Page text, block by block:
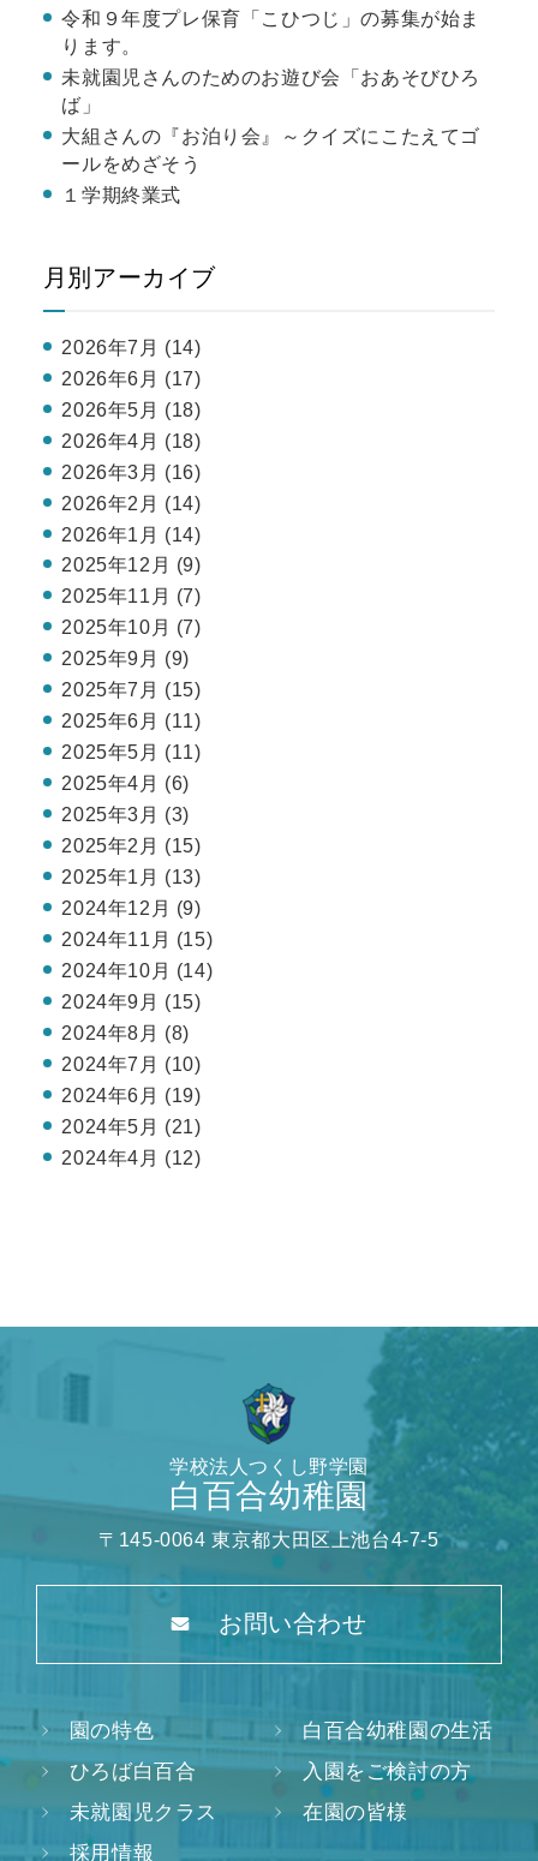
令和９年度プレ保育「こひつじ」の募集が始ま
ります。
未就園児さんのためのお遊び会「おあそびひろ
ば」
大組さんの『お泊り会』～クイズにこたえてゴ
ールをめざそう
１学期終業式
月別アーカイブ
2026年7月 (14)
2026年6月 (17)
2026年5月 (18)
2026年4月 (18)
2026年3月 (16)
2026年2月 (14)
2026年1月 (14)
2025年12月 (9)
2025年11月 (7)
2025年10月 (7)
2025年9月 (9)
2025年7月 (15)
2025年6月 (11)
2025年5月 (11)
2025年4月 (6)
2025年3月 (3)
2025年2月 (15)
2025年1月 (13)
2024年12月 (9)
2024年11月 (15)
2024年10月 (14)
2024年9月 (15)
2024年8月 (8)
2024年7月 (10)
2024年6月 (19)
2024年5月 (21)
2024年4月 (12)
学校法人つくし野学園
白百合幼稚園
〒145-0064 東京都大田区上池台4-7-5
お問い合わせ
園の特色
白百合幼稚園の生活
ひろば白百合
入園をご検討の方
未就園児クラス
在園の皆様
採用情報